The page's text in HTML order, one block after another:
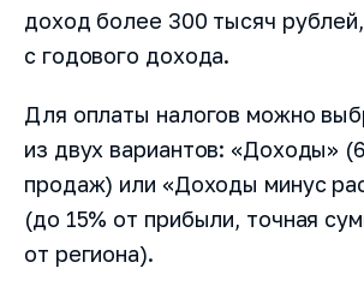
доход более 300 тысяч рублей,
с годового дохода.
Для оплаты налогов можно
из двух вариантов: «Доходы»
продаж) или «Доходы минус
(до 15% от прибыли, точная
от региона).